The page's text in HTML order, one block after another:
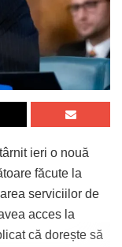
ieri o nouă
făcute la
serviciilor de
acces la
că dorește să